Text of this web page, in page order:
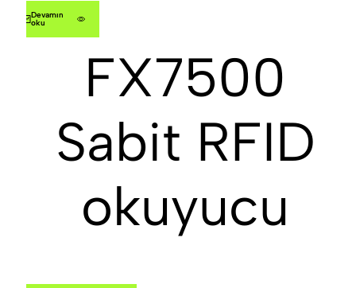
Devamını
oku
FX7500
Sabit RFID
okuyucu